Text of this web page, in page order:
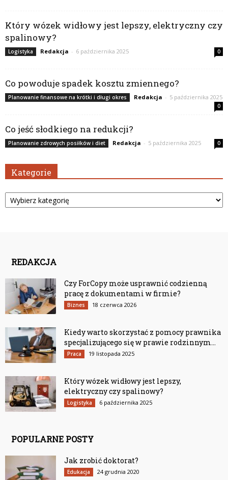
Który wózek widłowy jest lepszy, elektryczny czy
spalinowy?
Logistyka Redakcja - 6 października 2025 0
Co powoduje spadek kosztu zmiennego?
Planowanie finansowe na krótki i długi okres Redakcja - 5 października 2025
0
Co jeść słodkiego na redukcji?
Planowanie zdrowych posiłków i diet Redakcja - 5 października 2025 0
Kategorie
Kategorie
REDAKCJA
Czy ForCopy może usprawnić codzienną
pracę z dokumentami w firmie?
Biznes 18 czerwca 2026
Kiedy warto skorzystać z pomocy prawnika
specjalizującego się w prawie rodzinnym...
Praca 19 listopada 2025
Który wózek widłowy jest lepszy,
elektryczny czy spalinowy?
Logistyka 6 października 2025
POPULARNE POSTY
Jak zrobić doktorat?
Edukacja 24 grudnia 2020